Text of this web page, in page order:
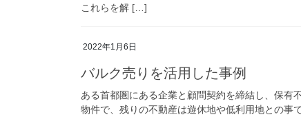
これらを解 […]
2022年1月6日
バルク売りを活用した事例
ある首都圏にある企業と顧問契約を締結し、保有
物件で、残りの不動産は遊休地や低利用地との事